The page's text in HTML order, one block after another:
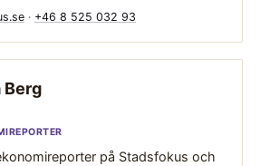
· +46 8 525 032 93
Berg
på Stadsfokus och